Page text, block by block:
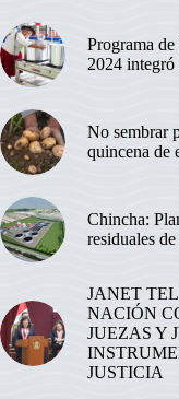
Programa
2024 integró
No sembrar
quincena de
Chincha:
residuales
JANET
NACIÓN
JUEZAS Y
JUSTICIA